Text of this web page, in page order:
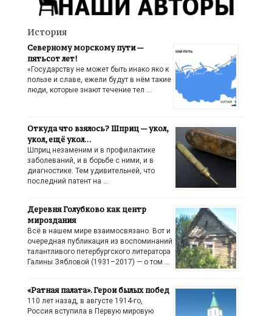
История
Северному морскому пути —
пятьсот лет!
«Государству не может быть инако яко к
пользе и славе, ежели будут в нём такие
люди, которые знают течение тел …
Откуда что взялось? Шприц — укол,
укол, ещё укол…
Шприц незаменим и в профилактике
заболеваний, и в борьбе с ними, и в
диагностике. Тем удивительней, что
последний патент на …
Деревня Голубково как центр
мироздания
Всё в нашем мире взаимосвязано. Вот и
очередная публикация из воспоминаний
талантливого петербургского литератора
Галины Зябловой (1931–2017) — о том …
«Ратная палата». Герои былых побед
110 лет назад, в августе 1914-го,
Россия вступила в Первую мировую